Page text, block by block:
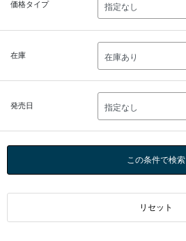
価格タイプ
在庫
発売日
この条件で検索
リセット